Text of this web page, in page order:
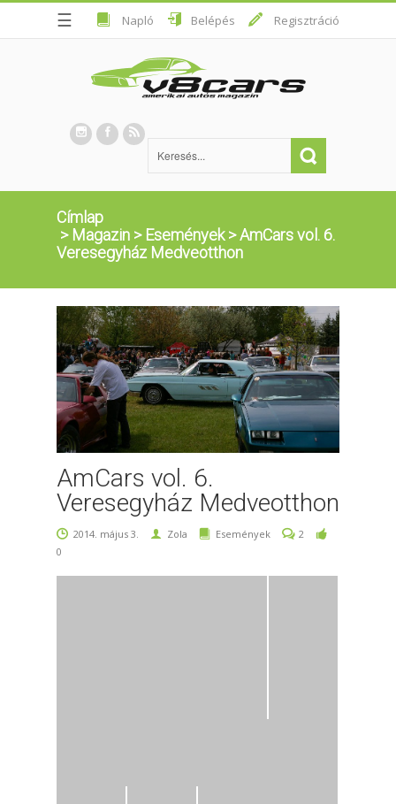
☰ Napló Belépés Regisztráció
Címlap
> Magazin > Események>AmCars vol. 6.
Veresegyház Medveotthon
AmCars vol. 6.
Veresegyház Medveotthon
2014. május 3. Zola Események
2
0